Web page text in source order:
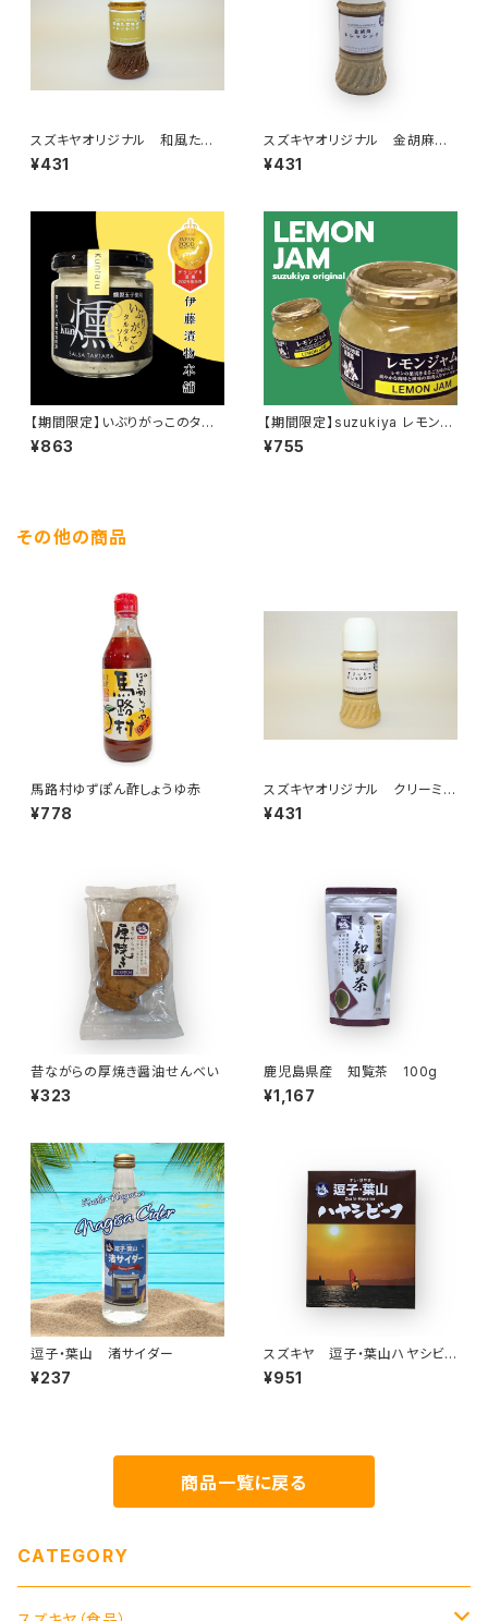
スズキヤオリジナル 和風たま
ねぎドレッシング
¥431
スズキヤオリジナル 金胡麻ド
レッシング
¥431
【期間限定】いぶりがっこのタル
タルソース
¥863
【期間限定】suzukiya レモンジ
ャム
¥755
その他の商品
馬路村ゆずぽん酢しょうゆ赤
¥778
スズキヤオリジナル クリーミー
ドレッシング
¥431
昔ながらの厚焼き醤油せんべい
¥323
鹿児島県産 知覧茶 100g
¥1,167
逗子・葉山 渚サイダー
¥237
スズキヤ 逗子・葉山ハヤシビ
ーフ 200ｇ
¥951
商品一覧に戻る
CATEGORY